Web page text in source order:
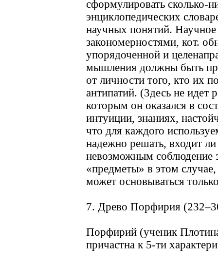
сформулировать сколько-
энциклопедических
научных понятий.
закономерностями, кот.
упорядоченной и
мышления должны быть
от личности того, кто их
антипатий. (3десь не идет
которым он оказался в
интуиции, знаниях,
что для каждого
надежно решать, входит
невозможным соблюдение
«предметы» в этом
может основываться
7. Древо Порфирия
Порфирий (ученик
причастна к 5-ти